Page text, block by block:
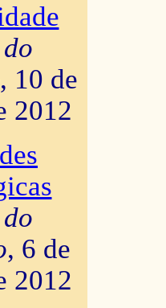
, 10 de
2012
, 6 de
2012